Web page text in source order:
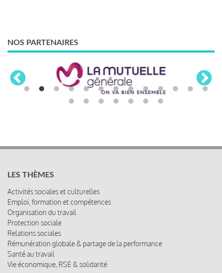
NOS PARTENAIRES
LES THÈMES
Activités sociales et culturelles
Emploi, formation et compétences
Organisation du travail
Protection sociale
Relations sociales
Rémunération globale & partage de la performance
Santé au travail
Vie économique, RSE & solidarité